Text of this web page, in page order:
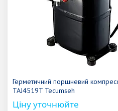
Герметичний поршневий
TAJ4519T Tecumseh
Ціну уточнюйте